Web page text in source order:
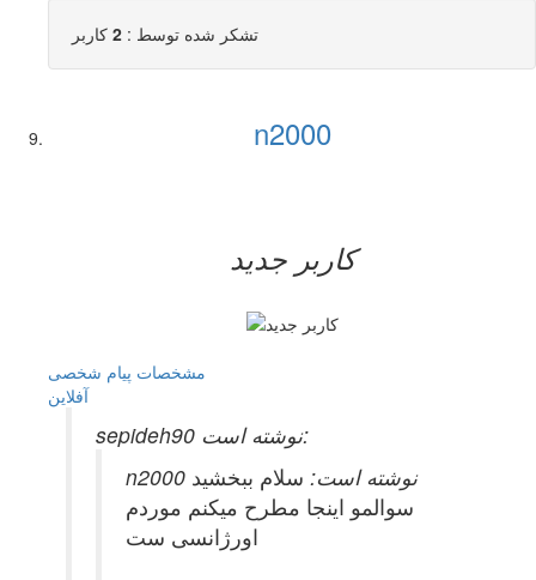
تشکر شده توسط : 2 کاربر
n2000
کاربر جدید
مشخصات پیام شخصی
آفلاين
sepideh90 نوشته است:
n2000 نوشته است: سلام ببخشید
سوالمو اینجا مطرح میکنم موردم
اورژانسی ست